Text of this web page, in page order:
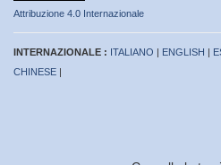
Attribuzione 4.0 Internazionale
INTERNAZIONALE : ITALIANO | ENGLISH |
CHINESE |